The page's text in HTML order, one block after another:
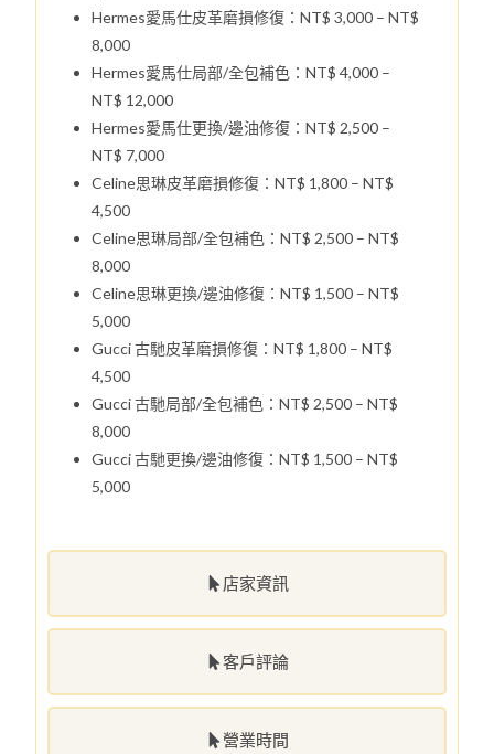
店家資訊
客戶評論
營業時間
Hermes愛馬仕皮革磨損修復：NT$ 3,000 – NT$
8,000
Hermes愛馬仕局部/全包補色：NT$ 4,000 –
NT$ 12,000
Hermes愛馬仕更換/邊油修復：NT$ 2,500 –
NT$ 7,000
Celine思琳皮革磨損修復：NT$ 1,800 – NT$
4,500
Celine思琳局部/全包補色：NT$ 2,500 – NT$
8,000
Celine思琳更換/邊油修復：NT$ 1,500 – NT$
5,000
Gucci 古馳皮革磨損修復：NT$ 1,800 – NT$
4,500
Gucci 古馳局部/全包補色：NT$ 2,500 – NT$
8,000
Gucci 古馳更換/邊油修復：NT$ 1,500 – NT$
5,000